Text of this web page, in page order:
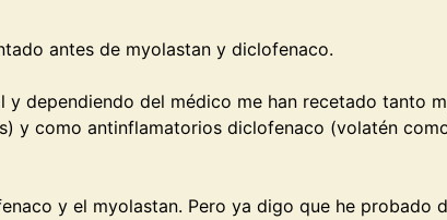
antes de myolastan y diclofenaco.
dependiendo del médico me han recetado tanto
y como antinflamatorios diclofenaco (volatén
y el myolastan. Pero ya digo que he probado